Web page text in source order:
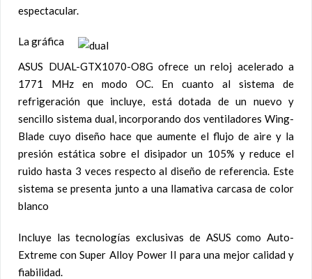
espectacular.
La gráfica
ASUS DUAL-GTX1070-O8G ofrece un reloj acelerado a
1771 MHz en modo OC. En cuanto al sistema de
refrigeración que incluye, está dotada de un nuevo y
sencillo sistema dual, incorporando dos ventiladores Wing-
Blade cuyo diseño hace que aumente el flujo de aire y la
presión estática sobre el disipador un 105% y reduce el
ruido hasta 3 veces respecto al diseño de referencia. Este
sistema se presenta junto a una llamativa carcasa de color
blanco
Incluye las tecnologías exclusivas de ASUS como Auto-
Extreme con Super Alloy Power II para una mejor calidad y
fiabilidad.